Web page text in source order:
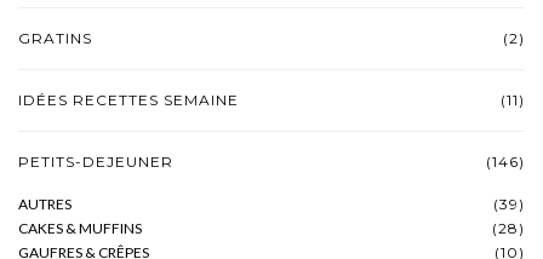
GRATINS (2)
IDÉES RECETTES SEMAINE (11)
PETITS-DEJEUNER (146)
AUTRES
(39)
CAKES & MUFFINS
(28)
GAUFRES & CRÊPES
(10)